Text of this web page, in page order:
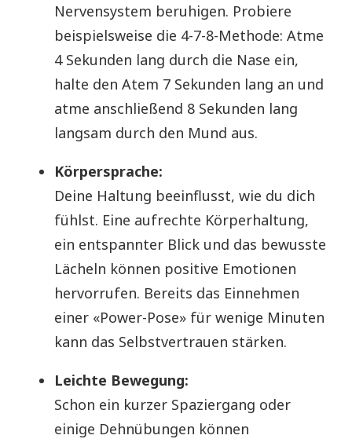
Nervensystem beruhigen. Probiere
beispielsweise die 4-7-8-Methode: Atme
4 Sekunden lang durch die Nase ein,
halte den Atem 7 Sekunden lang an und
atme anschließend 8 Sekunden lang
langsam durch den Mund aus.
Körpersprache:
Deine Haltung beeinflusst, wie du dich
fühlst. Eine aufrechte Körperhaltung,
ein entspannter Blick und das bewusste
Lächeln können positive Emotionen
hervorrufen. Bereits das Einnehmen
einer «Power-Pose» für wenige Minuten
kann das Selbstvertrauen stärken.
Leichte Bewegung:
Schon ein kurzer Spaziergang oder
einige Dehnübungen können